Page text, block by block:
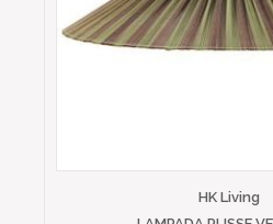
HK Living